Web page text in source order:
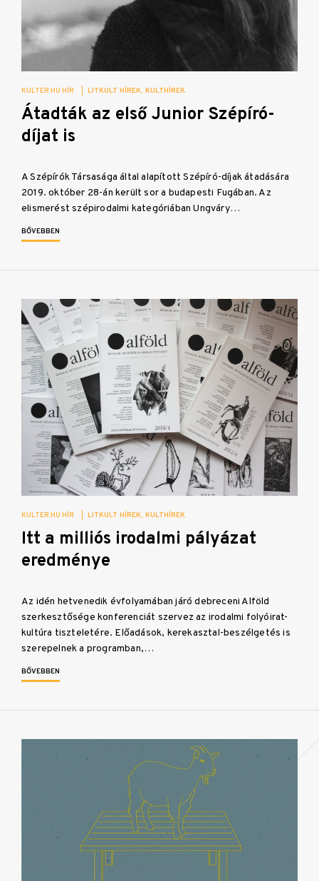
KULTER.HU HÍR LITKULT HÍREK KULTHÍREK
Átadták az első Junior Szépíró-
díjat is
A Szépírók Társasága által alapított Szépíró-díjak átadására
2019. október 28-án került sor a budapesti Fugában. Az
elismerést szépirodalmi kategóriában Ungváry…
BŐVEBBEN
KULTER.HU HÍR LITKULT HÍREK KULTHÍREK
Itt a milliós irodalmi pályázat
eredménye
Az idén hetvenedik évfolyamában járó debreceni Alföld
szerkesztősége konferenciát szervez az irodalmi folyóirat-
kultúra tiszteletére. Előadások, kerekasztal-beszélgetés is
szerepelnek a programban,…
BŐVEBBEN